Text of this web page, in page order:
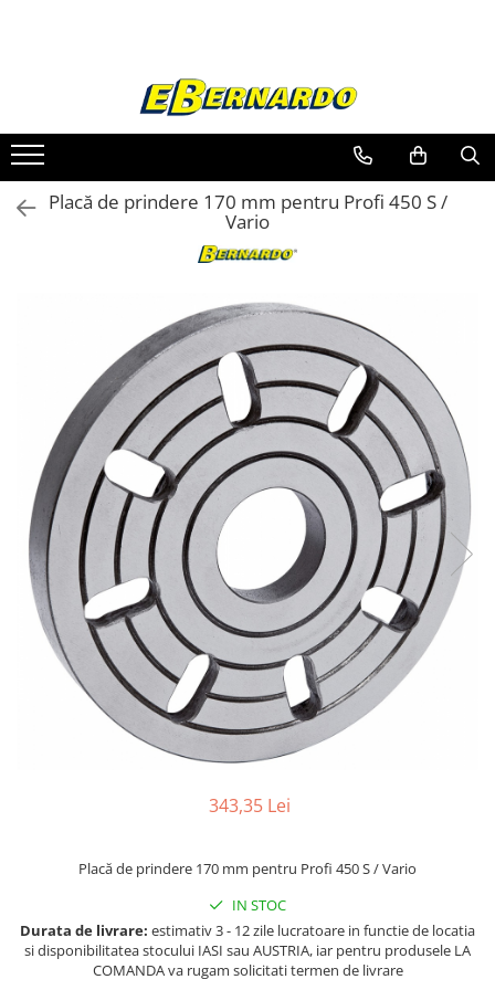
Prelucrare metal
Fierastraie pentru metal
Ferastraie mobile pentru metal
Fierastraie prelucrare metal
Ferastraie circulare pentru metal
Ferastraie automate cu banda si
doua coloane
Ferastraie metal cu banda si taiere
dubla semiautomate
Ferastraie prelucrare metal cu
banda si taiere dubla
Ferastraie verticale
Strunguri pentru metal
Strunguri CNC
Strunguri cu cutie de viteze
Strunguri cu surub de ghidare
Strunguri de precizie
Strunguri metal cu freza
Strunguri universale
Strunguri universale cu afisaj
Masini de gaurit - Vario - cu masa
Masini de gaurit cu angrenaj, masa
si coloana
Masini de gaurit cu coloana
Placă de prindere 170 mm pentru Profi 450 S /
Vario
343,35 Lei
Placă de prindere 170 mm pentru Profi 450 S / Vario
IN STOC
Durata de livrare: estimativ 3 - 12 zile lucratoare in functie de locatia
si disponibilitatea stocului IASI sau AUSTRIA, iar pentru produsele LA
COMANDA va rugam solicitati termen de livrare